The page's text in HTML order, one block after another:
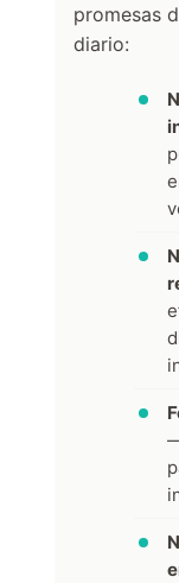
promesas
diario: